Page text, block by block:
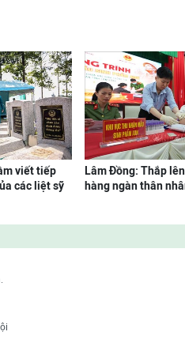
viết tiếp
các liệt sỹ
Lâm Đồng: Thắp
hàng ngàn thân